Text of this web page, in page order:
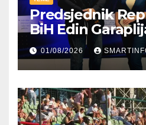
Predsjednik
BiH Edin
prisustvovao
Federalnog
zapošljavanja
01/08/2026